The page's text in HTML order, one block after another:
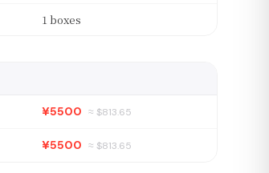
1 boxes
¥5500 ≈ $813.65
¥5500 ≈ $813.65